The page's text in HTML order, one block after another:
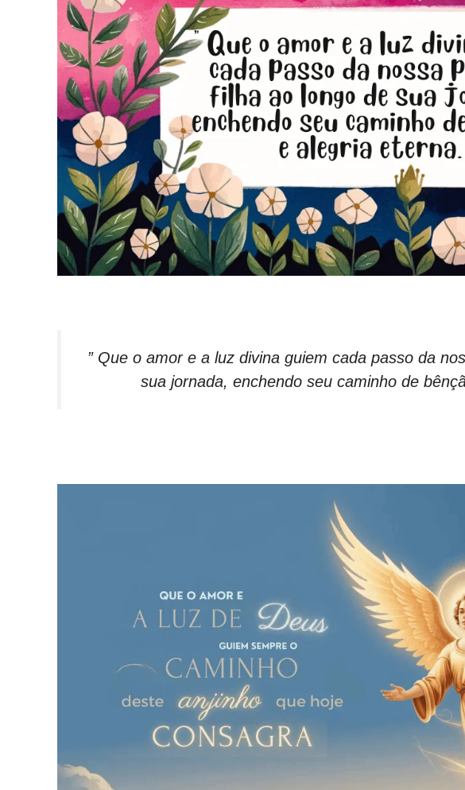
” Que o amor e a luz divina guiem cada passo da
sua jornada, enchendo seu caminho de